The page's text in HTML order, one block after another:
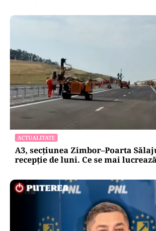
ACTUALITATE
A3, secțiunea Zimbor–Poarta
recepție de luni. Ce se mai